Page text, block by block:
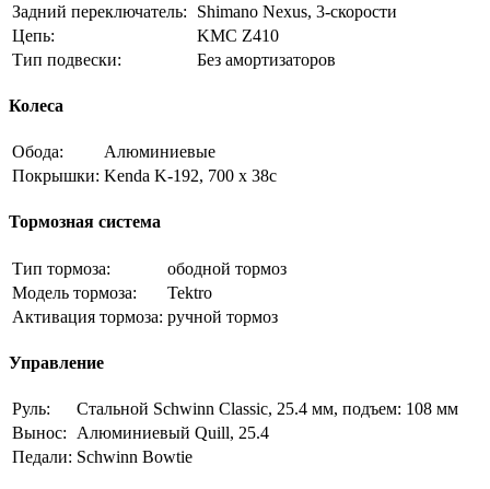
Задний переключатель:
Shimano Nexus, 3-скорости
Цепь:
KMC Z410
Тип подвески:
Без амортизаторов
Колеса
Обода:
Алюминиевые
Покрышки: Kenda K-192, 700 x 38c
Тормозная система
Тип тормоза:
ободной тормоз
Модель тормоза:
Tektro
Активация тормоза: ручной тормоз
Управление
Руль:
Стальной Schwinn Classic, 25.4 мм, подъем: 108 мм
Вынос:
Алюминиевый Quill, 25.4
Педали: Schwinn Bowtie